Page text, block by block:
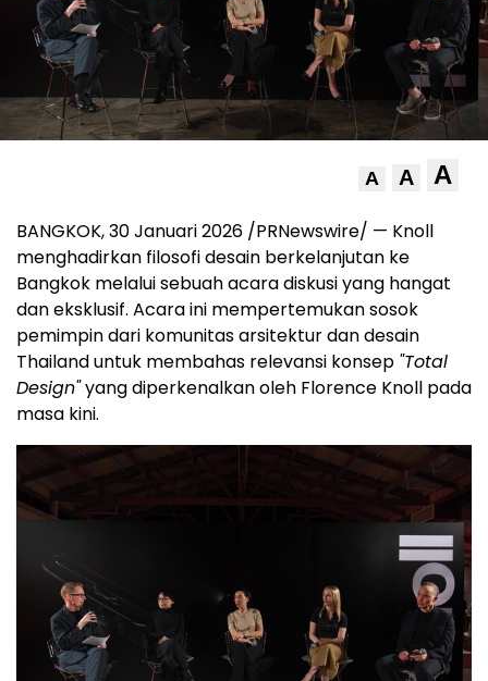
A A A
BANGKOK, 30 Januari 2026 /PRNewswire/ — Knoll
menghadirkan filosofi desain berkelanjutan ke
Bangkok melalui sebuah acara diskusi yang hangat
dan eksklusif. Acara ini mempertemukan sosok
pemimpin dari komunitas arsitektur dan desain
Thailand untuk membahas relevansi konsep "Total
Design"yang diperkenalkan oleh Florence Knoll pada
masa kini.